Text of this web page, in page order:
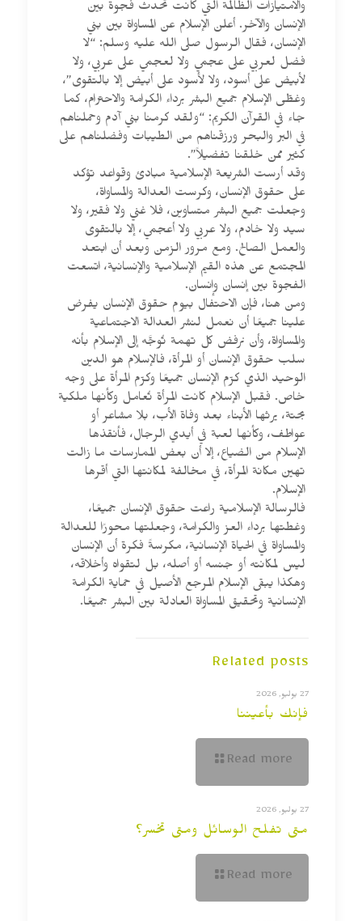
والامتيازات الظالمة التي كانت تُحدث فجوة بين
الإنسان والآخر. أعلن الإسلام عن المساواة بين بني
الإنسان، فقال الرسول صلى الله عليه وسلم: “لا
فضل لعربي على عجمي ولا لعجمي على عربي، ولا
لأبيض على أسود، ولا لأسود على أبيض إلا بالتقوى”،
وغطّى الإسلام جميع البشر برداء الكرامة والاحترام، كما
جاء في القرآن الكريم: “ولقد كرمنا بني آدم وحملناهم
في البر والبحر ورزقناهم من الطيبات وفضلناهم على
كثير ممن خلقنا تفضيلاً”.
وقد أرست الشريعة الإسلامية مبادئ وقواعد تؤكد
على حقوق الإنسان، وكرست العدالة والمساواة،
وجعلت جميع البشر متساوين، فلا غني ولا فقير، ولا
سيد ولا خادم، ولا عربي ولا أعجمي، إلا بالتقوى
والعمل الصالح. ومع مرور الزمن وبعد أن ابتعد
المجتمع عن هذه القيم الإسلامية والإنسانية، اتسعت
الفجوة بين إنسان وإنسان.
ومن هنا، فإن الاحتفال بيوم حقوق الإنسان يفرض
علينا جميعًا أن نعمل لنشر العدالة الاجتماعية
والمساواة، وأن نرفض كل تهمة تُوجَّه إلى الإسلام بأنه
سلب حقوق الإنسان أو المرأة، فالإسلام هو الدين
الوحيد الذي كرّم الإنسان جميعًا وكرّم المرأة على وجه
خاص. فقبل الإسلام كانت المرأة تُعامل وكأنها ملكية
بحتة، يرثها الأبناء بعد وفاة الأب، بلا مشاعر أو
عواطف، وكأنها لعبة في أيدي الرجال، فأنقذها
الإسلام من الضياع، إلا أن بعض الممارسات ما زالت
تهين مكانة المرأة، في مخالفة لمكانتها التي أقرها
الإسلام.
فالرسالة الإسلامية راعت حقوق الإنسان جميعًا،
وغطتها برداء العز والكرامة، وجعلتها محورًا للعدالة
والمساواة في الحياة الإنسانية، مكرسةً فكرة أن الإنسان
ليس لمكانته أو جنسه أو أصله، بل لتقواه وأخلاقه،
وهكذا يبقى الإسلام المرجع الأصيل في حماية الكرامة
الإنسانية وتحقيق المساواة العادلة بين البشر جميعًا.
Related posts
27 يوليو, 2026
فإنك بأعيننا
Read more
27 يوليو, 2026
متى تفلح الوسائل ومتى تخسر؟
Read more